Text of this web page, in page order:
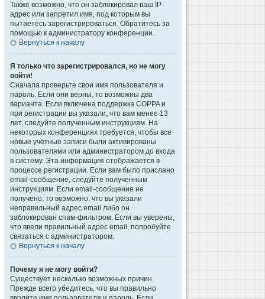
Также возможно, что он заблокировал ваш IP-
адрес или запретил имя, под которым вы
пытаетесь зарегистрироваться. Обратитесь за
помощью к администратору конференции.
Вернуться к началу
Я только что зарегистрировался, но не могу
войти!
Сначала проверьте свои имя пользователя и
пароль. Если они верны, то возможны два
варианта. Если включена поддержка COPPA и
при регистрации вы указали, что вам менее 13
лет, следуйте полученным инструкциям. На
некоторых конференциях требуется, чтобы все
новые учётные записи были активированы
пользователями или администратором до входа
в систему. Эта информация отображается в
процессе регистрации. Если вам было прислано
email-сообщение, следуйте полученным
инструкциям. Если email-сообщение не
получено, то возможно, что вы указали
неправильный адрес email либо он
заблокирован спам-фильтром. Если вы уверены,
что ввели правильный адрес email, попробуйте
связаться с администратором.
Вернуться к началу
Почему я не могу войти?
Существует несколько возможных причин.
Прежде всего убедитесь, что вы правильно